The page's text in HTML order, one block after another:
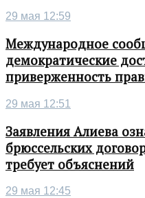
29 мая 12:59
Международное
демократические
приверженность
29 мая 12:51
Заявления Алиева
брюссельских
требует объяснений
29 мая 12:45